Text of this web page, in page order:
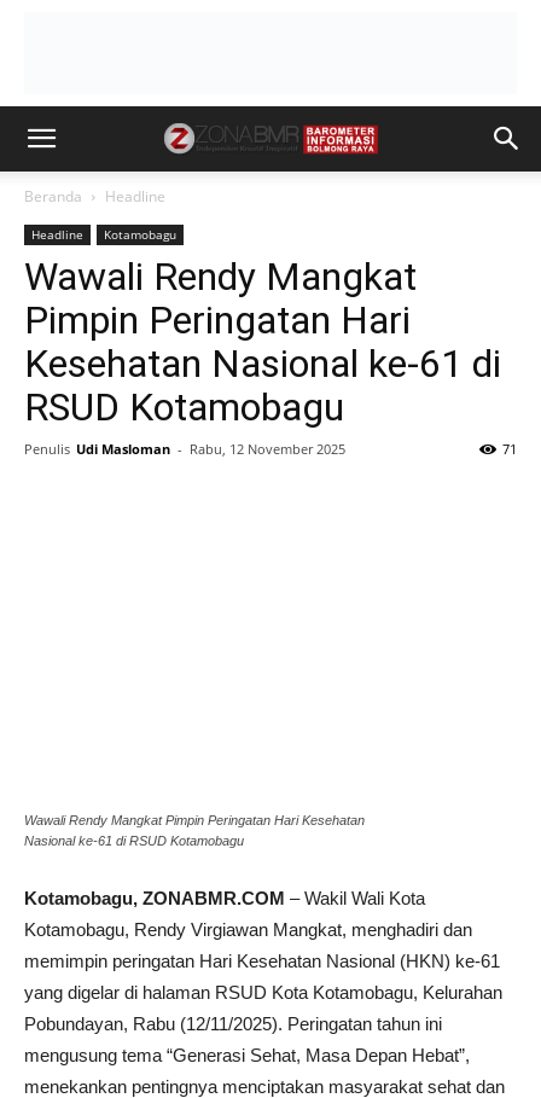
Beranda Headline
Headline Kotamobagu
Wawali Rendy Mangkat
Pimpin Peringatan Hari
Kesehatan Nasional ke-61 di
RSUD Kotamobagu
Penulis Udi Masloman - Rabu, 12 November 2025 71
Wawali Rendy Mangkat Pimpin Peringatan Hari Kesehatan
Nasional ke-61 di RSUD Kotamobagu
Kotamobagu, ZONABMR.COM – Wakil Wali Kota
Kotamobagu, Rendy Virgiawan Mangkat, menghadiri dan
memimpin peringatan Hari Kesehatan Nasional (HKN) ke-61
yang digelar di halaman RSUD Kota Kotamobagu, Kelurahan
Pobundayan, Rabu (12/11/2025). Peringatan tahun ini
mengusung tema “Generasi Sehat, Masa Depan Hebat”,
menekankan pentingnya menciptakan masyarakat sehat dan